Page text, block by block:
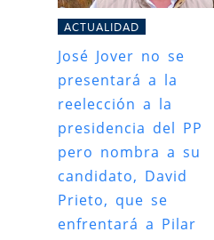
ACTUALIDAD
José Jover no se
presentará a la
reelección a la
presidencia del PP
pero nombra a su
candidato, David
Prieto, que se
enfrentará a Pilar